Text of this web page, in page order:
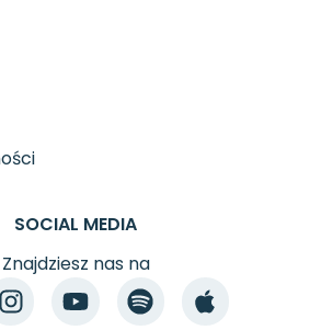
SOCIAL MEDIA
Znajdziesz nas na